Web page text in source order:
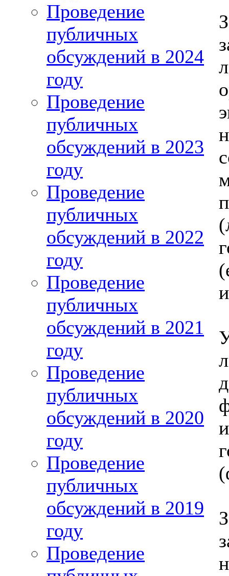
Проведение
публичных
обсуждений в 2024
году
Проведение
публичных
обсуждений в 2023
году
Проведение
публичных
обсуждений в 2022
году
Проведение
публичных
обсуждений в 2021
году
Проведение
публичных
обсуждений в 2020
году
Проведение
публичных
обсуждений в 2019
году
Проведение